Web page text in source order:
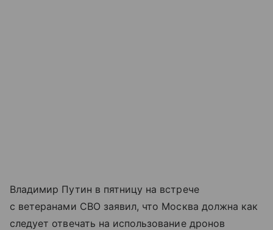
Владимир Путин в пятницу на встрече
с ветеранами СВО заявил, что Москва должна как
следует отвечать на использование дронов